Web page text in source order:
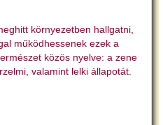
környezetben hallgatni,
működhessenek ezek a
közös nyelve: a zene
valamint lelki állapotát.